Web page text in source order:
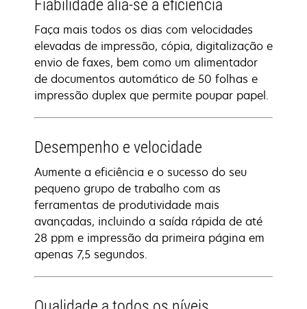
Fiabilidade alia-se a eficiência
Faça mais todos os dias com velocidades
elevadas de impressão, cópia, digitalização e
envio de faxes, bem como um alimentador
de documentos automático de 50 folhas e
impressão duplex que permite poupar papel.
Desempenho e velocidade
Aumente a eficiência e o sucesso do seu
pequeno grupo de trabalho com as
ferramentas de produtividade mais
avançadas, incluindo a saída rápida de até
28 ppm e impressão da primeira página em
apenas 7,5 segundos.